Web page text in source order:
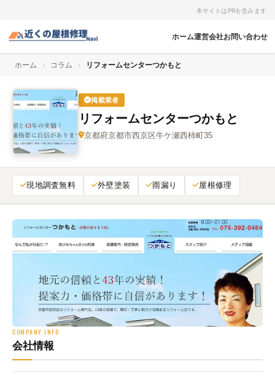
本サイトはPRを含みます
ホーム運営会社お問い合わせ
ホーム › コラム › リフォームセンターつかもと
掲載業者
リフォームセンターつかもと
京都府京都市西京区牛ケ瀬西柿町35
現地調査無料 外壁塗装 雨漏り 屋根修理
COMPANY INFO
会社情報